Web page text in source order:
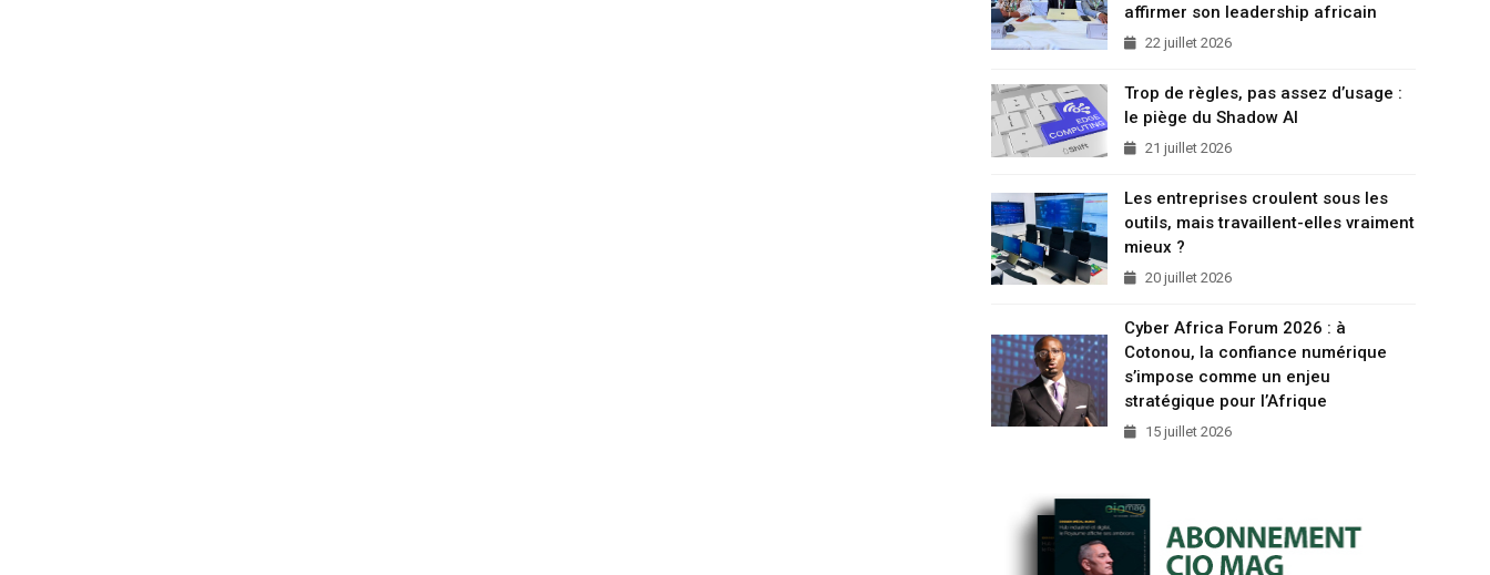
affirmer son leadership africain
22 juillet 2026
Trop de règles, pas assez d’usage :
le piège du Shadow AI
21 juillet 2026
Les entreprises croulent sous les
outils, mais travaillent-elles vraiment
mieux ?
20 juillet 2026
Cyber Africa Forum 2026 : à
Cotonou, la confiance numérique
s’impose comme un enjeu
stratégique pour l’Afrique
15 juillet 2026